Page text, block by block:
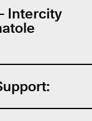
Intercity